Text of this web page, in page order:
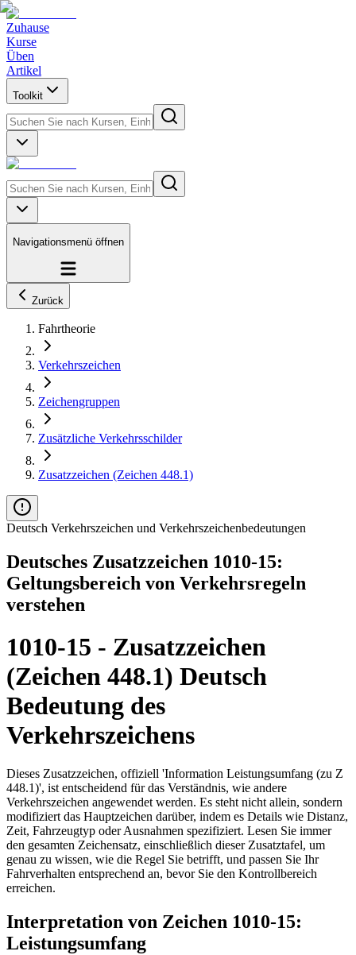
Zuhause
Kurse
Üben
Artikel
Toolkit
Navigationsmenü öffnen
Zurück
Fahrtheorie
Verkehrszeichen
Zeichengruppen
Zusätzliche Verkehrsschilder
Zusatzzeichen (Zeichen 448.1)
Deutsch Verkehrszeichen und Verkehrszeichenbedeutungen
Deutsches Zusatzzeichen 1010-15:
Geltungsbereich von Verkehrsregeln
verstehen
1010-15 - Zusatzzeichen
(Zeichen 448.1) Deutsch
Bedeutung des
Verkehrszeichens
Dieses Zusatzzeichen, offiziell 'Information Leistungsumfang (zu Z
448.1)', ist entscheidend für das Verständnis, wie andere
Verkehrszeichen angewendet werden. Es steht nicht allein, sondern
modifiziert das Hauptzeichen darüber, indem es Details wie Distanz,
Zeit, Fahrzeugtyp oder Ausnahmen spezifiziert. Lesen Sie immer
den gesamten Zeichensatz, einschließlich dieser Zusatztafel, um
genau zu wissen, wie die Regel Sie betrifft, und passen Sie Ihr
Fahrverhalten entsprechend an, bevor Sie den Kontrollbereich
erreichen.
Interpretation von Zeichen 1010-15:
Leistungsumfang